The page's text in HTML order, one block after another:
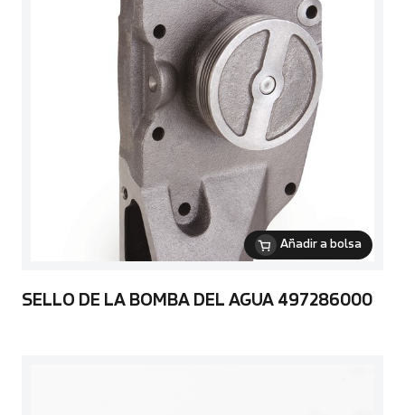
Añadir a bolsa
SELLO DE LA BOMBA DEL AGUA 497286000